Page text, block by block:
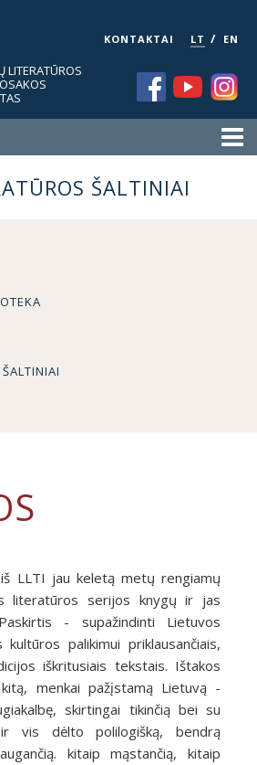
LITERATŪROS
KONTAKTAI LT / EN
ŠALTINIAI
LLTI jau keletą metų rengiamų
literatūros serijos knygų ir jas
- supažindinti Lietuvos
palikimui priklausančiais,
iškritusiais tekstais. Ištakos
menkai pažįstamą Lietuvą -
skirtingai tikinčią bei su
vis dėlto polilogišką, bendrą
kitaip mąstančią, kitaip